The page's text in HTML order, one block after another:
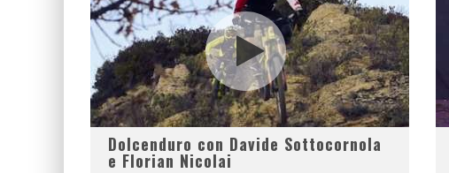
Dolcenduro con Davide Sottocornola
e Florian Nicolai